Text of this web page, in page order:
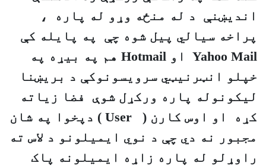
انديښنې د له منځه وړو له پاره ،
پراخه سيالي پيل شوه چې په پايله کې
Yahoo Mail
او Hotmail هم په بيړه په
خپلو انټرنيټي سرويسونوکې د بريښنا
ليکونوله پاره ورکړل شوې فضا زياته
کړه او اوس کارن ( User ) دپخوا په شان
مجبور نه دي چې د نوي ايميلونو د لاس ته
راوړلو له پاره زاړه ايميلونه پاک